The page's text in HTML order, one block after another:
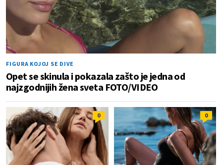
FIGURA KOJOJ SE DIVE
Opet se skinula i pokazala zašto je jedna od
najzgodnijih žena sveta FOTO/VIDEO
0 0